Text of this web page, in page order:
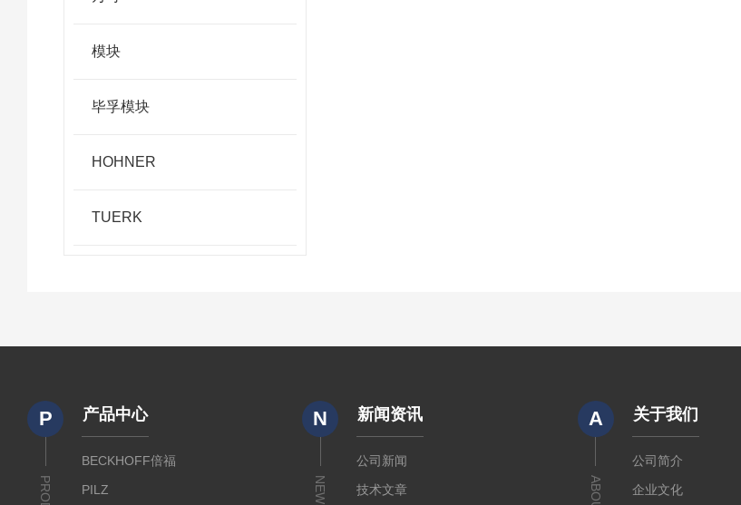
模块
毕孚模块
HOHNER
TUERK
P 产品中心
BECKHOFF倍福
PILZ
N
NEWS
新闻资讯
公司新闻
技术文章
A 关于我们
公司简介
企业文化